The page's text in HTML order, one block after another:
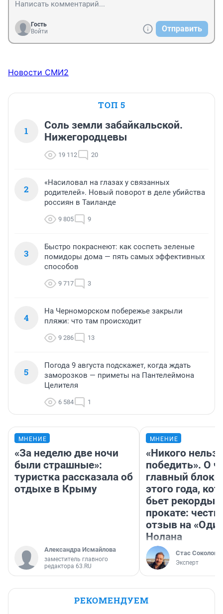
Гость
Войти
Отправить
Новости СМИ2
ТОП 5
1
Соль земли забайкальской.
Нижегородцевы
19 112 20
2
«Насиловал на глазах у связанных
родителей». Новый поворот в деле убийства
россиян в Таиланде
9 805 9
3
Быстро покраснеют: как соспеть зеленые
помидоры дома — пять самых эффективных
способов
9 717 3
4
На Черноморском побережье закрыли
пляжи: что там происходит
9 286 13
5
Погода 9 августа подскажет, когда ждать
заморозков — приметы на Пантелеймона
Целителя
6 584 1
МНЕНИЕ
«За неделю две ночи
были страшные»:
туристка рассказала об
отдыхе в Крыму
Александра Исмайлова
заместитель главного
редактора 63.RU
МНЕНИЕ
«Никого нельзя
победить». О
главный
этого года,
бьет рекорды в
прокате:
отзыв на
Нолана
Стас Соколов
Эксперт
РЕКОМЕНДУЕМ